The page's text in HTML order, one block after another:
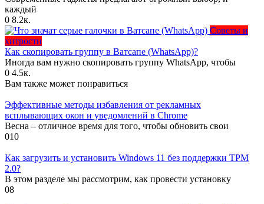
каждый
0 8.2к.
Советы и
хитрости
Как скопировать группу в Ватсапе (WhatsApp)?
Иногда вам нужно скопировать группу WhatsApp, чтобы
0 4.5к.
Вам также может понравиться
Эффективные методы избавления от рекламных
всплывающих окон и уведомлений в Chrome
Весна – отличное время для того, чтобы обновить свои
010
Как загрузить и установить Windows 11 без поддержки TPM
2.0?
В этом разделе мы рассмотрим, как провести установку
08